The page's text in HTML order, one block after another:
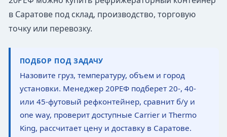
в Саратове под склад, производство, торговую
точку или перевозку.
ПОДБОР ПОД ЗАДАЧУ
Назовите груз, температуру, объем и город
установки. Менеджер 20РЕФ подберет 20-, 40-
или 45-футовый рефконтейнер, сравнит б/у и
one way, проверит доступные Carrier и Thermo
King, рассчитает цену и доставку в Саратове.